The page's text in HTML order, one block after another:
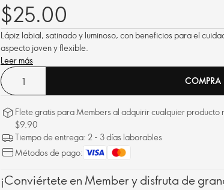
$25.00
Lápiz labial, satinado y luminoso, con beneficios para el
aspecto joven y flexible.
Leer más
COMPRA
Flete gratis para Members al adquirir cualquier producto
$9.90
Tiempo de entrega: 2 - 3 días laborables
Métodos de pago:
¡Conviértete en Member y disfruta de